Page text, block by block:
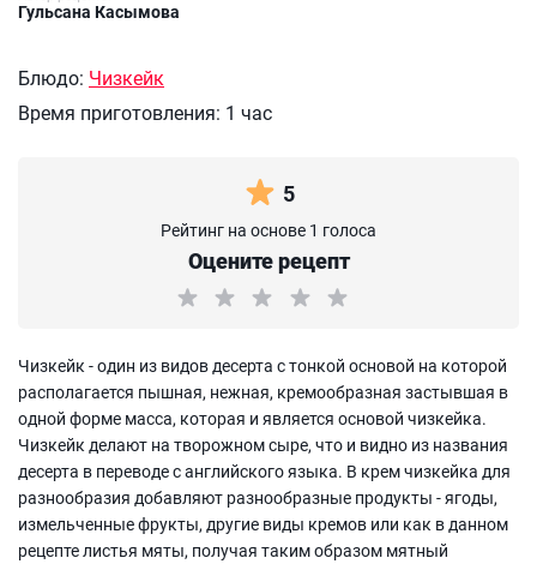
Гульсана Касымова
Блюдо: Чизкейк
Время приготовления: 1 час
5
Рейтинг на основе 1 голоса
Оцените рецепт
Чизкейк - один из видов десерта с тонкой основой на которой
располагается пышная, нежная, кремообразная застывшая в
одной форме масса, которая и является основой чизкейка.
Чизкейк делают на творожном сыре, что и видно из названия
десерта в переводе с английского языка. В крем чизкейка для
разнообразия добавляют разнообразные продукты - ягоды,
измельченные фрукты, другие виды кремов или как в данном
рецепте листья мяты, получая таким образом мятный